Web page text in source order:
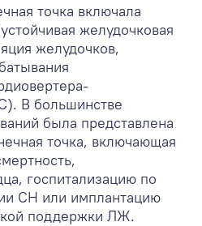
точка включала
желудочковая
желудочков,
В большинстве
была представлена
точка, включающая
госпитализацию по
СН или имплантацию
поддержки ЛЖ.